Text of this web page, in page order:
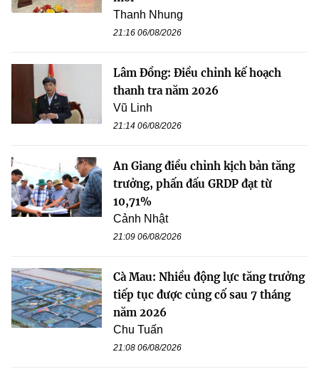
Thanh Nhung
21:16 06/08/2026
Lâm Đồng: Điều chỉnh kế hoạch
thanh tra năm 2026
Vũ Linh
21:14 06/08/2026
An Giang điều chỉnh kịch bản tăng
trưởng, phấn đấu GRDP đạt từ
10,71%
Cảnh Nhật
21:09 06/08/2026
Cà Mau: Nhiều động lực tăng trưởng
tiếp tục được củng cố sau 7 tháng
năm 2026
Chu Tuấn
21:08 06/08/2026